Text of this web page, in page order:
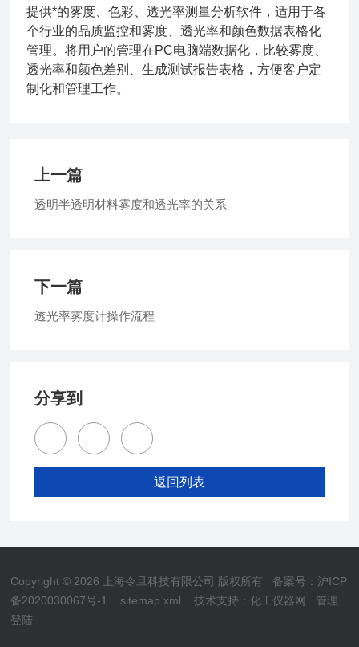
提供*的雾度、色彩、透光率测量分析软件，适用于各
个行业的品质监控和雾度、透光率和颜色数据表格化
管理。将用户的管理在PC电脑端数据化，比较雾度、
透光率和颜色差别、生成测试报告表格，方便客户定
制化和管理工作。
上一篇
透明半透明材料雾度和透光率的关系
下一篇
透光率雾度计操作流程
分享到
返回列表
Copyright © 2026 上海令旦科技有限公司 版权所有 备案号：沪ICP
备2020030067号-1
sitemap.xml 技术支持：化工仪器网
管理
登陆